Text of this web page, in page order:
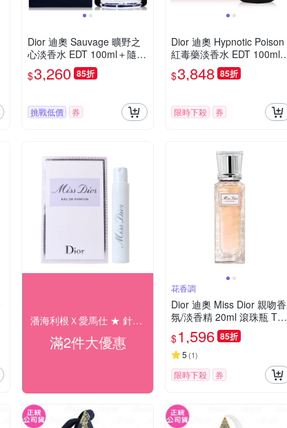
Dior 迪奧 Sauvage 曠野之
心淡香水 EDT 100ml＋隨機
贈送不限品牌針管一隻 平行
輸入
$3,260 85折
挑戰低價 券
Dior 迪奧 Hypnotic Poison
紅毒藥淡香水 EDT 100ml
(平行輸入)
$3,848 85折
限時下殺 券
潘海利根Ｘ愛馬仕 ★ 針管/ 小容量試香專區
滿2件大優惠
花香調
Dior 迪奧 Miss Dior 親吻香
氛/淡香精 20ml 滾珠瓶 TES
TER ( 環保盒)
$1,596 85折
5 (1)
限時下殺 券